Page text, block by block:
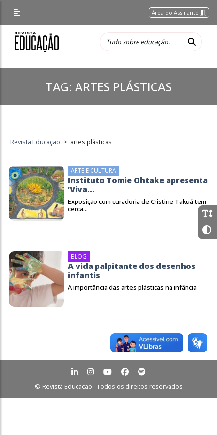
Área do Assinante
TAG: ARTES PLÁSTICAS
Revista Educação > artes plásticas
ARTE E CULTURA
Instituto Tomie Ohtake apresenta
‘Viva...
Exposição com curadoria de Cristine Takuá tem
cerca...
BLOG
A vida palpitante dos desenhos
infantis
A importância das artes plásticas na infância
© Revista Educação - Todos os direitos reservados